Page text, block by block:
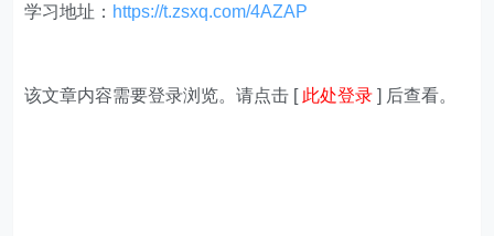
学习地址： https://t.zsxq.com/4AZAP
该文章内容需要登录浏览。请点击 [ 此处登录 ] 后查看。